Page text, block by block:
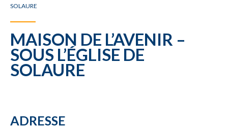
SOLAURE
MAISON DE L’AVENIR –
SOUS L’ÉGLISE DE
SOLAURE
ADRESSE